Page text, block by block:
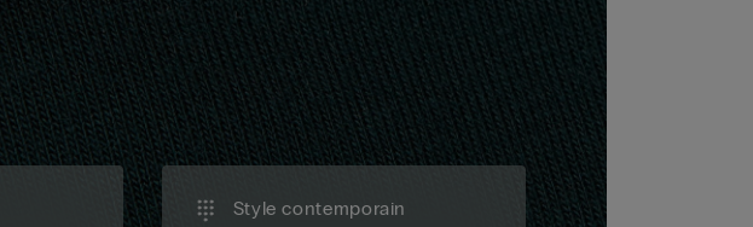
Style contemporain